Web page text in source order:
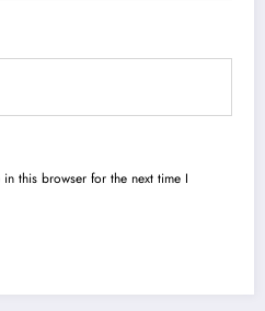
this browser for the next time I